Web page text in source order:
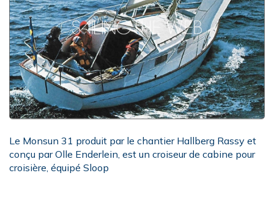
Le Monsun 31 produit par le chantier Hallberg Rassy et
conçu par Olle Enderlein, est un croiseur de cabine pour
croisière, équipé Sloop